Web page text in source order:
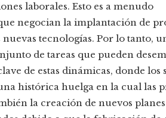
laborales. Esto es a menudo
negocian la implantación de
tecnologías. Por lo tanto,
de tareas que pueden
de estas dinámicas, donde los
histórica huelga en la cual las
la creación de nuevos